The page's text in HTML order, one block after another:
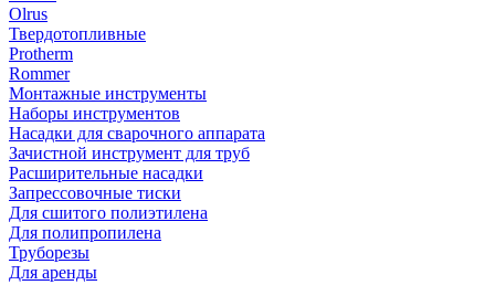
Olrus
Твердотопливные
Protherm
Rommer
Монтажные инструменты
Наборы инструментов
Насадки для сварочного аппарата
Зачистной инструмент для труб
Расширительные насадки
Запрессовочные тиски
Для сшитого полиэтилена
Для полипропилена
Труборезы
Для аренды